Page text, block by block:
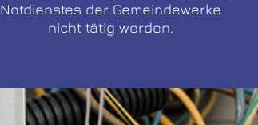
Notdienstes der Gemeindewerke
nicht tätig werden.